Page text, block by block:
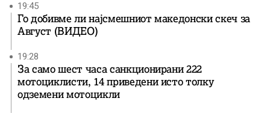
19:45
Го добивме ли најсмешниот македонски скеч за
Август (ВИДЕО)
19:28
За само шест часа санкционирани 222
мотоциклисти, 14 приведени исто толку
одземени мотоцикли